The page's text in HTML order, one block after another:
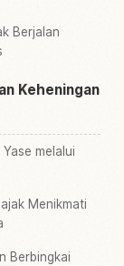
Berjalan
Keheningan
melalui
Menikmati
Berbingkai